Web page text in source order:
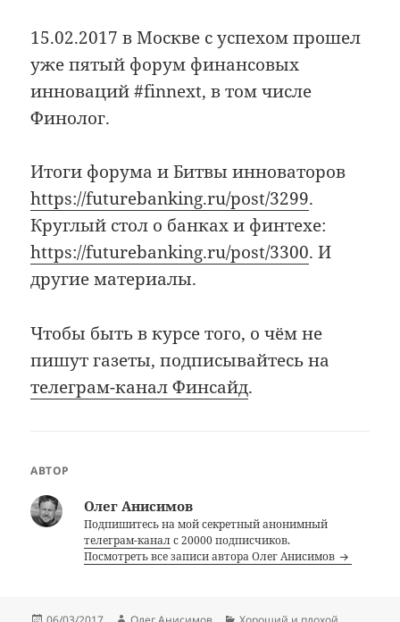
15.02.2017 в Москве с успехом прошел
уже пятый форум финансовых
инноваций #finnext, в том числе
Финолог.
Итоги форума и Битвы инноваторов
https://futurebanking.ru/post/3299.
Круглый стол о банках и финтехе:
https://futurebanking.ru/post/3300. И
другие материалы.
Чтобы быть в курсе того, о чём не
пишут газеты, подписывайтесь на
телеграм-канал Финсайд.
АВТОР
Олег Анисимов
Подпишитесь на мой секретный анонимный
телеграм-каналс 20000 подписчиков.
Посмотреть все записи автора Олег Анисимов